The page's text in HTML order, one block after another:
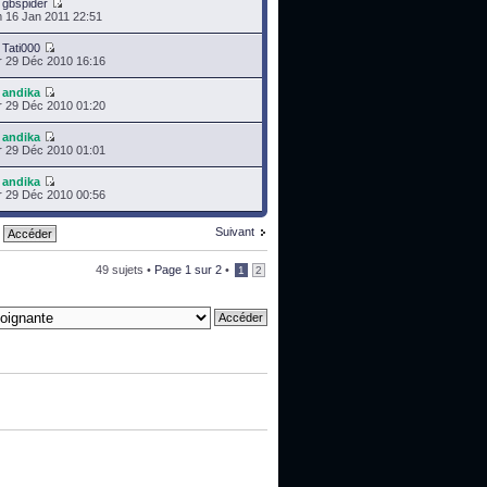
gbspider
16 Jan 2011 22:51
Tati000
29 Déc 2010 16:16
andika
29 Déc 2010 01:20
andika
29 Déc 2010 01:01
andika
29 Déc 2010 00:56
Suivant
49 sujets • Page 1 sur 2 • 1 2